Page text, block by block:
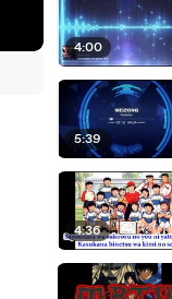
4:00
5:39
4:36